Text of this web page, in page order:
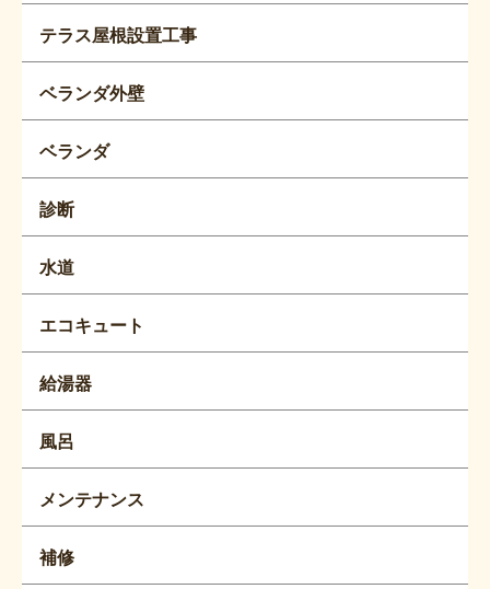
テラス屋根設置工事
ベランダ外壁
ベランダ
診断
水道
エコキュート
給湯器
風呂
メンテナンス
補修